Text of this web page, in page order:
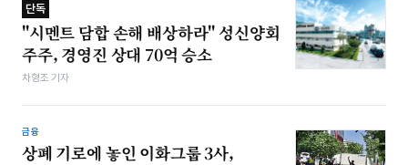
단독
"시멘트 담합 손해 배상하라" 성신양회
주주, 경영진 상대 70억 승소
차형조 기자
금융
상폐 기로에 놓인 이화그룹 3사,